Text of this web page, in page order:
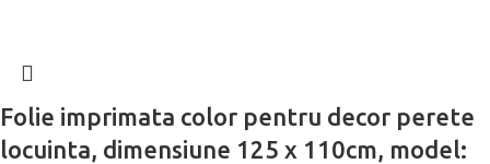
Folie imprimata color pentru decor perete
locuinta, dimensiune 125 x 110cm, model: